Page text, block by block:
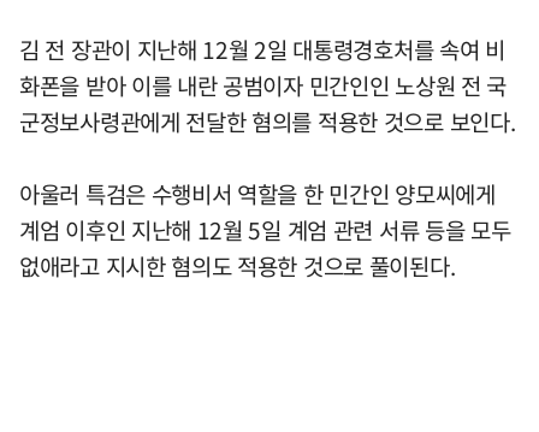
김 전 장관이 지난해 12월 2일 대통령경호처를 속여 비
화폰을 받아 이를 내란 공범이자 민간인인 노상원 전 국
군정보사령관에게 전달한 혐의를 적용한 것으로 보인다.
아울러 특검은 수행비서 역할을 한 민간인 양모씨에게
계엄 이후인 지난해 12월 5일 계엄 관련 서류 등을 모두
없애라고 지시한 혐의도 적용한 것으로 풀이된다.